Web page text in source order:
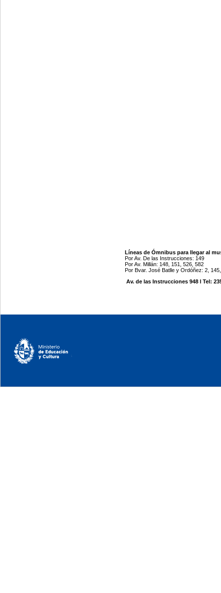
Líneas de Ómnibus para llegar al
Por Av. De las Instrucciones: 149
Por Av. Millán: 148, 151, 526, 582
Por Bvar. José Batlle y Ordóñez: 2,
Av. de las Instrucciones 948 l Tel: